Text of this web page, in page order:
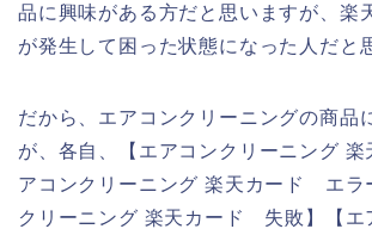
品に興味がある方だと思いますが、楽
が発生して困った状態になった人だと
だから、エアコンクリーニングの商品
が、各自、【エアコンクリーニング 楽
アコンクリーニング 楽天カード エラ
クリーニング 楽天カード 失敗】【エ